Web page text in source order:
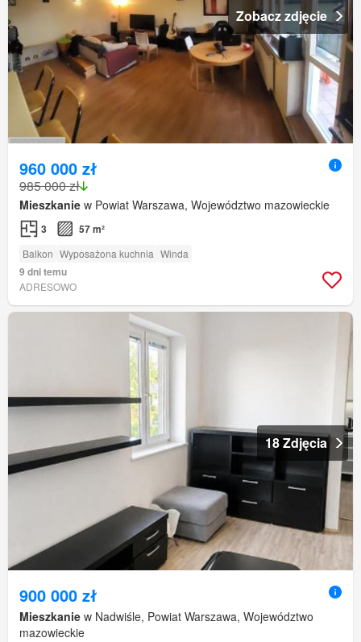
Zobacz zdjęcie
960 000 zł
985 000 zł
Mieszkanie w Powiat Warszawa, Województwo mazowieckie
3 57 m²
Balkon Wyposażona kuchnia Winda
9 dni temu
ADRESOWO
18 Zdjęcia
900 000 zł
Mieszkanie w Nadwiśle, Powiat Warszawa, Województwo
mazowieckie